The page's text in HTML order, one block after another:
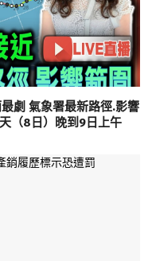
劇 氣象署最新路徑.影響
（8日）晚到9日上午